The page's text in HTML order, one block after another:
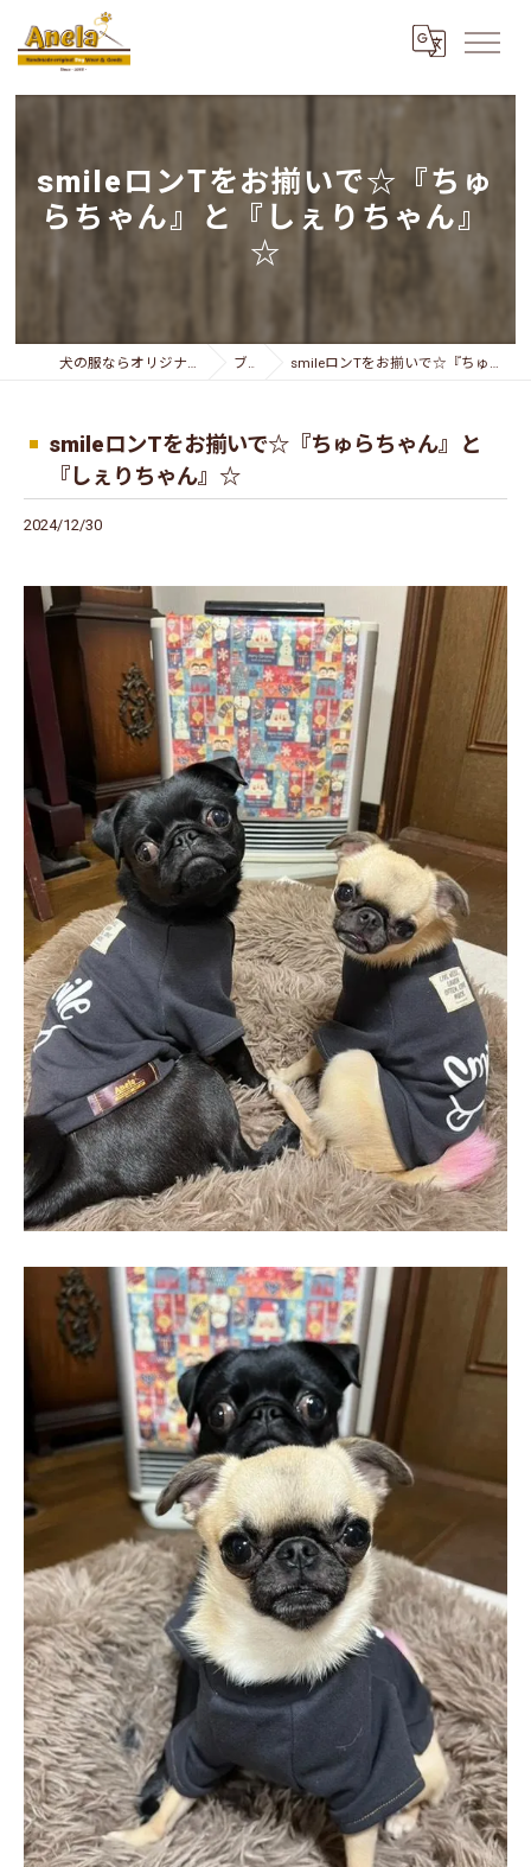
smileロンTをお揃いで☆『ちゅ
らちゃん』と『しぇりちゃん』
☆
犬の服ならオリジナリティー溢れるAnela ブログ smileロンTをお揃いで☆『ちゅらちゃん』と『しぇりちゃん』☆
smileロンTをお揃いで☆『ちゅらちゃん』と
『しぇりちゃん』☆
2024/12/30